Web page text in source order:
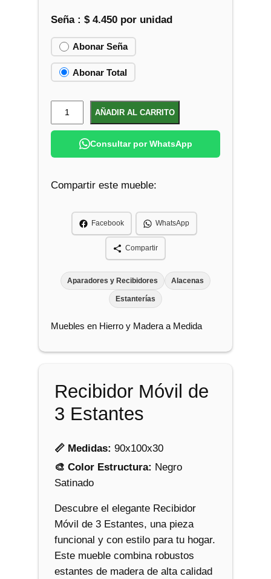
Seña : $4.450por unidad
Abonar Total
Abonar Seña
e
i
i
d
s
AÑADIR AL CARRITO
Consultar por WhatsApp
Compartir este mueble:
Facebook WhatsApp
Compartir
Aparadores y Recibidores Alacenas
Estanterías
Muebles en Hierro y Madera a Medida
Recibidor Móvil de
3 Estantes
📏 Medidas: 90x100x30
🎨 Color Estructura: Negro
Satinado
Descubre el elegante Recibidor
Móvil de 3 Estantes, una pieza
funcional y con estilo para tu hogar.
Este mueble combina robustos
estantes de madera de alta calidad